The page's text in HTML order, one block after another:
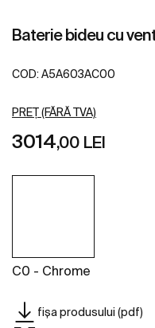
Baterie bideu cu
COD: A5A603AC00
PREȚ (FĂRĂ TVA)
3014,00 LEI
C0 - Chrome
fișa produsului (pdf)